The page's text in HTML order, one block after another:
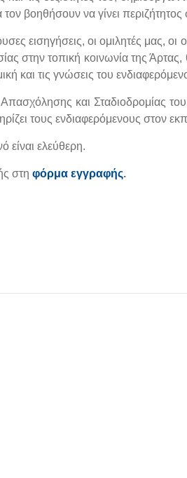
βοηθήσουν να γίνει περιζήτητος
εισηγήσεις, οι ομιλητές μας,
στην τοπική κοινωνία της
και τις γνώσεις του
και Σταδιοδρομίας
τους ενδιαφερόμενους στον
είναι ελεύθερη.
στη φόρμα εγγραφής.